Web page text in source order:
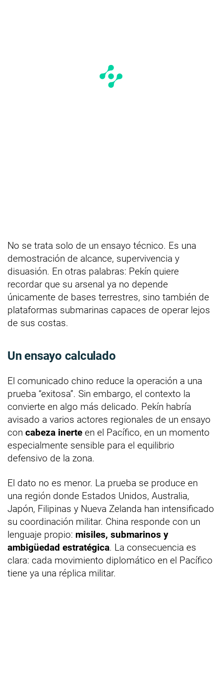
No se trata solo de un ensayo técnico. Es una
demostración de alcance, supervivencia y
disuasión. En otras palabras: Pekín quiere
recordar que su arsenal ya no depende
únicamente de bases terrestres, sino también de
plataformas submarinas capaces de operar lejos
de sus costas.
Un ensayo calculado
El comunicado chino reduce la operación a una
prueba “exitosa”. Sin embargo, el contexto la
convierte en algo más delicado. Pekín habría
avisado a varios actores regionales de un ensayo
con cabeza inerte en el Pacífico, en un momento
especialmente sensible para el equilibrio
defensivo de la zona.
El dato no es menor. La prueba se produce en
una región donde Estados Unidos, Australia,
Japón, Filipinas y Nueva Zelanda han intensificado
su coordinación militar. China responde con un
lenguaje propio: misiles, submarinos y
ambigüedad estratégica. La consecuencia es
clara: cada movimiento diplomático en el Pacífico
tiene ya una réplica militar.